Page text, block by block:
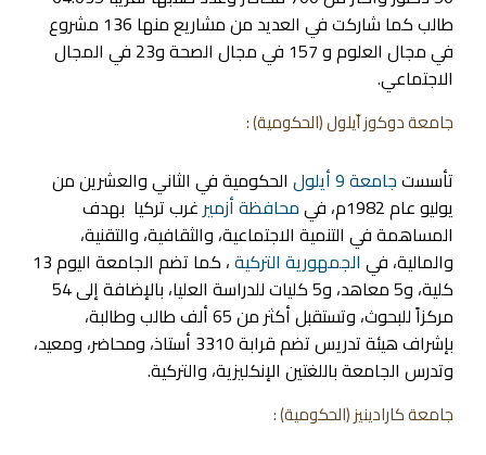
طالب كما شاركت في العديد من مشاريع منها 136 مشروع
في مجال العلوم و 157 في مجال الصحة و23 في المجال
الاجتماعي.
جامعة دوكوز اّيلول(الحكومية) :
تأسستجامعة 9 أيلول
الحكومية في الثاني والعشرين من
يوليو عام 1982م، في
محافظة أزميرغرب تركيا بهدف
المساهمة في التنمية الاجتماعية، والثقافية، والتقنية،
والمالية، في الجمهورية التركية
، كما تضم الجامعة اليوم 13
كلية، و5 معاهد، و5 كليات للدراسة العليا، بالإضافة إلى 54
مركزاً للبحوث، وتستقبل أكثر من 65 ألف طالب وطالبة،
بإشراف هيئة تدريس تضم قرابة 3310 أستاذ، ومحاضر، ومعيد،
وتدرس الجامعة باللغتين الإنكليزية، والتركية.
جامعة كارادينيز(الحكومية) :